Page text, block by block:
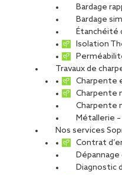
Bardage
Bardage
Étanchéité
Isolation
Travaux de
Charpente
Charpente
Charpente
Métallerie
Nos services
Contrat
Diagnostic